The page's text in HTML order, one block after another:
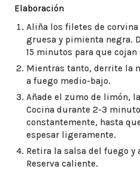
Elaboración
Aliña los filetes de
gruesa y pimienta negra.
15 minutos para que cojan
Mientras tanto, derrite la
a fuego medio-bajo.
Añade el zumo de limón,
Cocina durante 2-3
constantemente, hasta
espesar ligeramente.
Retira la salsa del fuego y
Reserva caliente.